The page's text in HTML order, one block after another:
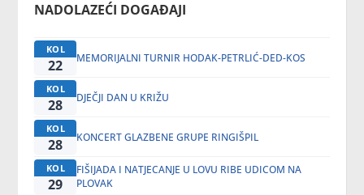
NADOLAZEĆI DOGAĐAJI
KOL
22 MEMORIJALNI TURNIR HODAK-PETRLIĆ-DED-KOS
KOL
28 DJEČJI DAN U KRIŽU
KOL
28 KONCERT GLAZBENE GRUPE RINGIŠPIL
KOL
29
FIŠIJADA I NATJECANJE U LOVU RIBE UDICOM NA
PLOVAK